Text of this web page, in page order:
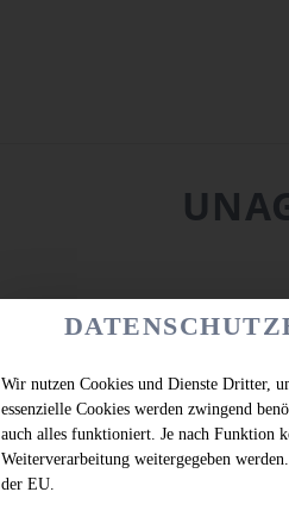
Wir nutzen Cookies und Dienste Dritter,
essenzielle Cookies werden zwingend
auch alles funktioniert. Je nach Funktion
Weiterverarbeitung weitergegeben
der EU.